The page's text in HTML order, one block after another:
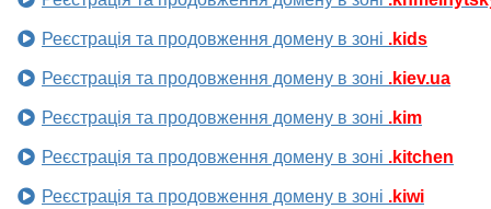
Реєстрація та продовження домену в зоні .kids
Реєстрація та продовження домену в зоні .kiev.ua
Реєстрація та продовження домену в зоні .kim
Реєстрація та продовження домену в зоні .kitchen
Реєстрація та продовження домену в зоні .kiwi